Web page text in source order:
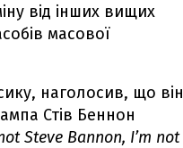
від інших вищих
масової
наголосив, що він
Стів Беннон
Steve Bannon, I’m not